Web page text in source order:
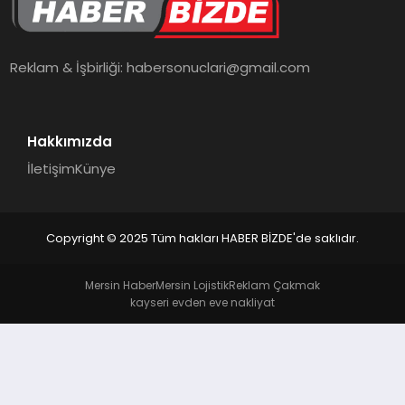
TEKNOLOJI
Reklam & İşbirliği:habersonuclari@gmail.com
Hakkımızda
İletişimKünye
Copyright © 2025 Tüm hakları HABER BİZDE'de saklıdır.
Mersin HaberMersin LojistikReklam Çakmak
kayseri evden eve nakliyat